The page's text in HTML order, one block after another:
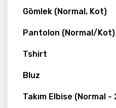
Gömlek (Normal, Kot)
Pantolon (Normal/Kot)
Tshirt
Bluz
Takım Elbise (Normal -